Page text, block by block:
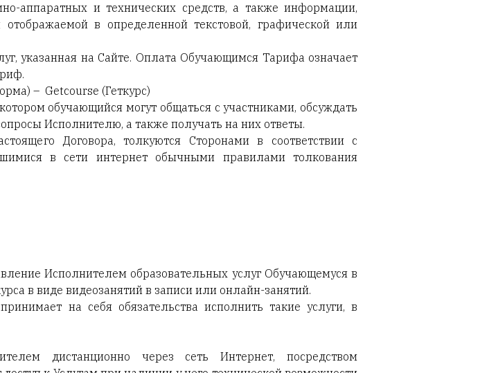
аппаратных и технических средств, а также информации,
в определенной текстовой, графической или
указанная на Сайте. Оплата Обучающимся Тарифа означает
– Getсourse (Геткурс)
обучающийся могут общаться с участниками, обсуждать
Исполнителю, а также получать на них ответы.
Договора, толкуются Сторонами в соответствии с
в сети интернет обычными правилами толкования
Исполнителем образовательных услуг Обучающемуся в
в виде видеозанятий в записи или онлайн-занятий.
на себя обязательства исполнить такие услуги, в
дистанционно через сеть Интернет, посредством